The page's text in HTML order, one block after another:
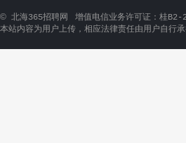
© 北海365招聘网 增值电信业务许可证：桂B2-
本站内容为用户上传，相应法律责任由用户自行